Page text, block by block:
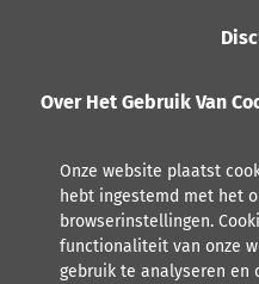
Over Het Gebruik Van
Onze website plaatst
hebt ingestemd met het
browserinstellingen.
functionaliteit van onze
gebruik te analyseren en